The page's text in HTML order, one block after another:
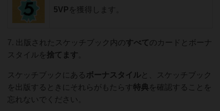
5VP を獲得します。
7. 出版されたスケッチブック内のすべてのカードとボーナ
スタイルを捨てます
スケッチブックにあるボーナスタイルと、スケッチブック
を出版するときにそれらがもたらす 特典を確認することを
忘れないでください。